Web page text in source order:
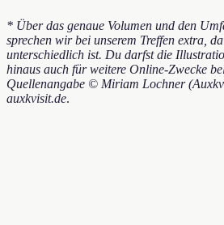
* Über das genaue Volumen und den
sprechen wir bei unserem Treffen extra,
unterschiedlich ist. Du darfst die
hinaus auch für weitere Online-Zwecke
Quellenangabe © Miriam Lochner
auxkvisit.de.